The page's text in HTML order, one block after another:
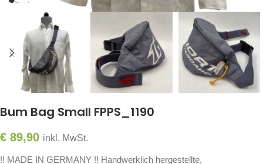
Bum Bag Small FPPS_1190
€ 89,90 inkl. MwSt.
!! MADE IN GERMANY !! Handwerklich hergestellte,